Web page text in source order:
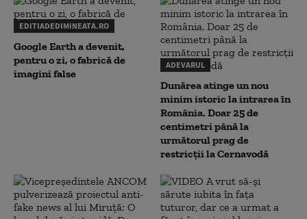
EDITIADEDIMINEATA.RO
Google Earth a devenit,
pentru o zi, o fabrică de
imagini false
ADEVARUL
Dunărea atinge un nou
minim istoric la intrarea în
România. Doar 25 de
centimetri până la
următorul prag de
restricții la Cernavodă